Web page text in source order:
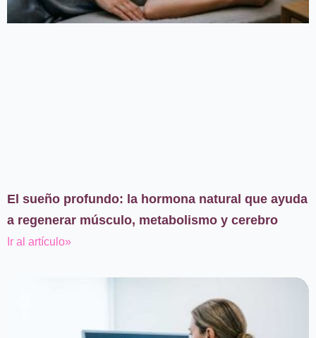
El sueño profundo: la hormona natural que ayuda
a regenerar músculo, metabolismo y cerebro
Ir al artículo»